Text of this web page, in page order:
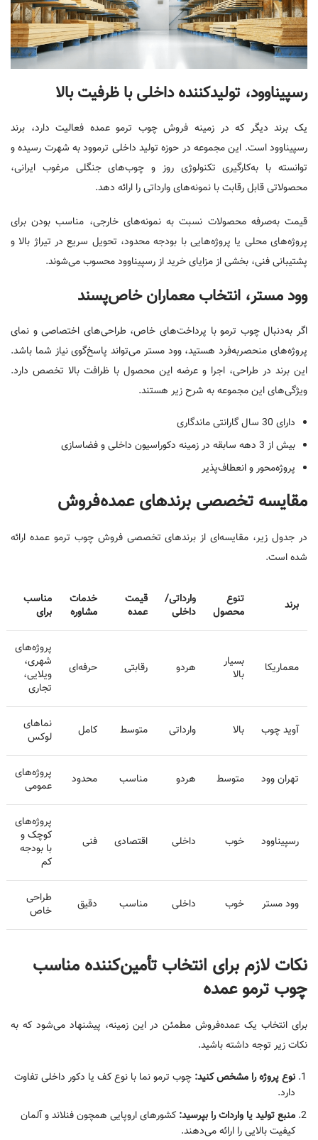
رسپیناوود، تولیدکننده داخلی با ظرفیت بالا
یک برند دیگر که در زمینه فروش چوب ترمو عمده فعالیت دارد، برند
رسپیناوود است. این مجموعه در حوزه تولید داخلی ترموود به‌ شهرت رسیده و
توانسته با به‌کارگیری تکنولوژی روز و چوب‌های جنگلی مرغوب ایرانی،
محصولاتی قابل رقابت با نمونه‌های وارداتی را ارائه دهد.
قیمت به‌صرفه محصولات نسبت به نمونه‌های خارجی، مناسب بودن برای
پروژه‌های محلی یا پروژه‌هایی با بودجه محدود، تحویل سریع در تیراژ بالا و
پشتیبانی فنی، بخشی از مزایای خرید از رسپیناوود محسوب می‌شوند.
وود مستر، انتخاب معماران خاص‌پسند
اگر به‌دنبال چوب ترمو با پرداخت‌های خاص، طراحی‌های اختصاصی و نمای
پروژه‌های منحصربه‌فرد هستید، وود مستر می‌تواند پاسخ‌گوی نیاز شما باشد.
این برند در طراحی، اجرا و عرضه این محصول با ظرافت بالا تخصص دارد.
ویژگی‌های این مجموعه به شرح زیر هستند.
دارای 30 سال گارانتی ماندگاری
بیش از 3 دهه سابقه در زمینه دکوراسیون داخلی و فضاسازی
پروژه‌محور و انعطاف‌پذیر
مقایسه تخصصی برندهای عمده‌فروش
در جدول زیر، مقایسه‌ای از برندهای تخصصی فروش چوب ترمو عمده ارائه
شده است.
برند
تنوع
محصول
وارداتی/
داخلی
قیمت
عمده
خدمات
مشاوره
مناسب
برای
معماریکا
بسیار
بالا
هردو رقابتی حرفه‌ای
پروژه‌های
شهری،
ویلایی،
تجاری
آوید چوب بالا وارداتی متوسط کامل
نماهای
لوکس
تهران وود متوسط هردو مناسب محدود
پروژه‌های
عمومی
رسپیناوود خوب داخلی اقتصادی فنی
پروژه‌های
کوچک و
با بودجه
کم
وود مستر خوب داخلی مناسب دقیق
طراحی
خاص
نکات لازم برای انتخاب تأمین‌کننده مناسب
چوب ترمو عمده
برای انتخاب یک عمده‌فروش مطمئن در این زمینه، پیشنهاد می‌شود که به
نکات زیر توجه داشته باشید.
نوع پروژه را مشخص کنید: چوب ترمو نما با نوع کف یا دکور داخلی تفاوت
دارد.
منبع تولید یا واردات را بپرسید: کشورهای اروپایی همچون فنلاند و آلمان
کیفیت بالایی را ارائه می‌دهند.